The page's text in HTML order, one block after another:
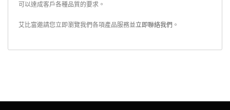
可以達成客戶各種品質的要求。
艾比富邀請您立即瀏覽我們各項產品服務並 立即聯絡我們 。